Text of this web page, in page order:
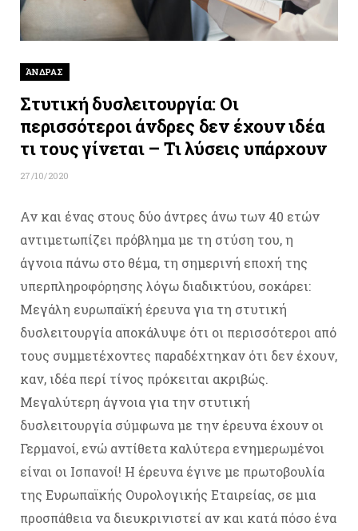
ΆΝΔΡΑΣ
Στυτική δυσλειτουργία: Οι
περισσότεροι άνδρες δεν έχουν ιδέα
τι τους γίνεται – Τι λύσεις υπάρχουν
27/10/2020
Αν και ένας στους δύο άντρες άνω των 40 ετών
αντιμετωπίζει πρόβλημα με τη στύση του, η
άγνοια πάνω στο θέμα, τη σημερινή εποχή της
υπερπληροφόρησης λόγω διαδικτύου, σοκάρει:
Μεγάλη ευρωπαϊκή έρευνα για τη στυτική
δυσλειτουργία αποκάλυψε ότι οι περισσότεροι από
τους συμμετέχοντες παραδέχτηκαν ότι δεν έχουν,
καν, ιδέα περί τίνος πρόκειται ακριβώς.
Μεγαλύτερη άγνοια για την στυτική
δυσλειτουργία σύμφωνα με την έρευνα έχουν οι
Γερμανοί, ενώ αντίθετα καλύτερα ενημερωμένοι
είναι οι Ισπανοί! Η έρευνα έγινε με πρωτοβουλία
της Ευρωπαϊκής Ουρολογικής Εταιρείας, σε μια
προσπάθεια να διευκρινιστεί αν και κατά πόσο ένα